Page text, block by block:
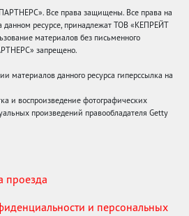
Все права защищены. Все права на
данном ресурсе, принадлежат ТОВ «КЕПРЕЙТ
материалов без письменного
запрещено.
материалов данного ресурса гиперссылка на
и воспроизведение фотографических
произведений правообладателя Getty
проезда
и персональных